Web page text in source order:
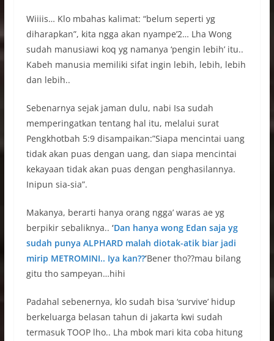
Wiiiis… Klo mbahas kalimat: “belum seperti yg
diharapkan”, kita ngga akan nyampe’2… Lha Wong
sudah manusiawi koq yg namanya ‘pengin lebih’ itu..
Kabeh manusia memiliki sifat ingin lebih, lebih, lebih
dan lebih..
Sebenarnya sejak jaman dulu, nabi Isa sudah
memperingatkan tentang hal itu, melalui surat
Pengkhotbah 5:9 disampaikan:”Siapa mencintai uang
tidak akan puas dengan uang, dan siapa mencintai
kekayaan tidak akan puas dengan penghasilannya.
Inipun sia-sia”.
Makanya, berarti hanya orang ngga’ waras ae yg
berpikir sebaliknya.. ‘Dan hanya wong Edan saja yg
sudah punya ALPHARD malah diotak-atik biar jadi
mirip METROMINI.. Iya kan??‘Bener tho??mau bilang
gitu tho sampeyan…hihi
Padahal sebenernya, klo sudah bisa ‘survive’ hidup
berkeluarga belasan tahun di jakarta kwi sudah
termasuk TOOP lho.. Lha mbok mari kita coba hitung